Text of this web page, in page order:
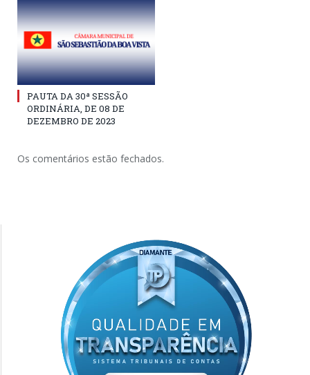
PAUTA DA 30ª SESSÃO
ORDINÁRIA, DE 08 DE
DEZEMBRO DE 2023
Os comentários estão fechados.